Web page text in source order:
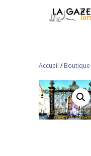
Accueil /Boutique